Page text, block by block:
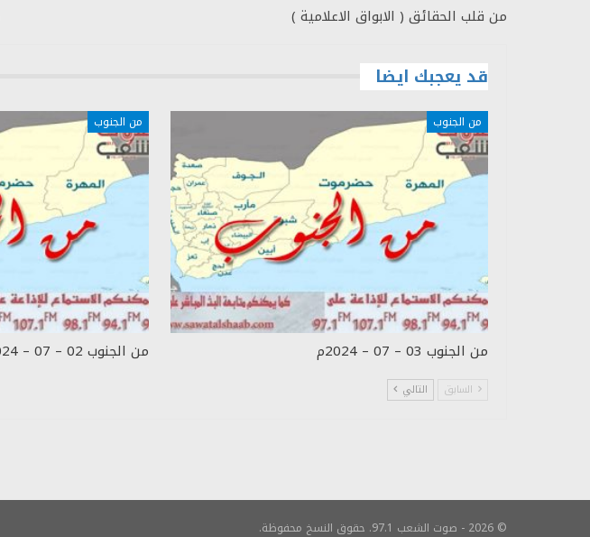
من قلب الحقائق ( الابواق الاعلامية )
قد يعجبك ايضا
من الجنوب
من الجنوب 03 – 07 – 2024م
من الجنوب
من الجنوب 02 – 07 – 2024م
السابق التالي
© 2026 - صوت الشعب 97.1. حقوق النسخ محفوظة.